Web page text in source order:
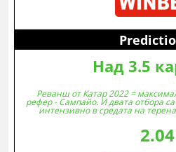
Над 3.5
Реванш от Катар 2022 =
рефер - Сампайо. И двата отбора
интензивно в средата на
2.04